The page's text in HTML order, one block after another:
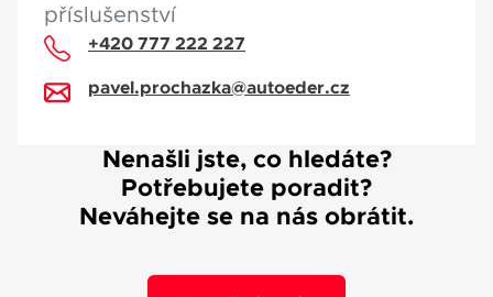
příslušenství
+420 777 222 227
pavel.prochazka@autoeder.cz
Nenašli jste, co hledáte?
Potřebujete poradit?
Neváhejte se na nás obrátit.